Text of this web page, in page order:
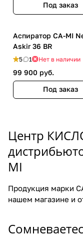
Под заказ
Аспиратор CA-MI
Askir 36 BR
5 1 Нет в наличии
99 900 руб.
Под заказ
Центр
MI
Продукция марки
нашем магазине и